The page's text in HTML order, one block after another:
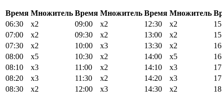
Время Множитель Время Множитель Время Множитель
06:30
x2 09:00 x2 12:30 x2
07:00
x2 09:30 x2 13:00 x2
07:30
x2 10:00 x3 13:30 x2
08:00
x5 10:30 x2 14:00 x5
08:10
x3 11:00 x2 14:10 x3
08:20
x3 11:30 x2 14:20 x3
08:30
x2 12:00 x3 14:30 x2